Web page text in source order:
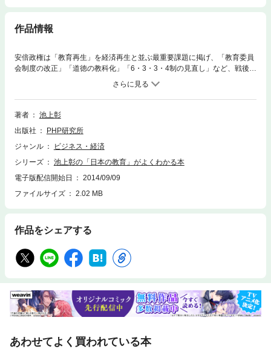
作品情報
安倍政権は「教育再生」を経済再生と並ぶ最重要課題に掲げ、「教育委員
会制度の改正」「道徳の教科化」「6・3・3・4制の見直し」など、戦後教
育の大転換といってもいいような改革を進めようとしている。その善し悪
しを見極めるためには、教育制度に関する基礎知識が欠かせない。そこで
本書では、学校教育の歴史や現状を池上氏がわかりやすく解説。「教育委
員会」って何のためにあるの？「ゆとり教育で学力低下」とは言えない教
い子どもの6人に1人が「貧困」状態にある近い将来、「英語は小学校3年
生から」になる？「東京教育大学」が存在しない意外な理由公立も中高一
vs.文部省」の戦後史安倍政権の「教育再生」で何が変わるの？……etc.目
からウロコの池上流解説で、あなたも一気に「教育通」！「日本の将来を
考えるうえで、『教育が重要だ』と考えている人は多いと思います。にも
かかわらず、教育改革に注目が集まらないのは、ひとえに、『わかりにく
ったことを正しく理解している人は少ないでしょう。日本の教育に、どん
考えて、この本をまとめました」（本書「はじめに」より抜粋）
著者
池上彰
出版社
PHP研究所
ジャンル
ビジネス・経済
シリーズ
池上彰の「日本の教育」がよくわかる本
電子版配信開始日
2014/09/09
ファイルサイズ
2.02 MB
作品をシェアする
あわせてよく買われている本